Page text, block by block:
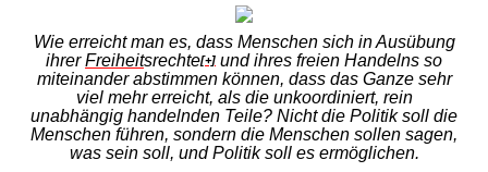
Wie erreicht man es, dass Menschen sich in Ausübung
ihrerFreiheitsrechte[+] und ihres freien Handelns so
miteinander abstimmen können, dass das Ganze sehr
viel mehr erreicht, als die unkoordiniert, rein
unabhängig handelnden Teile? Nicht die Politik soll die
Menschen führen, sondern die Menschen sollen sagen,
was sein soll, und Politik soll es ermöglichen.